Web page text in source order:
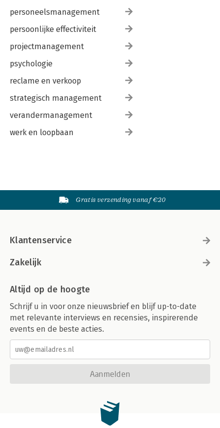
personeelsmanagement
persoonlijke effectiviteit
projectmanagement
psychologie
reclame en verkoop
strategisch management
verandermanagement
werk en loopbaan
Gratis verzending vanaf €20
Klantenservice
Zakelijk
Altijd op de hoogte
Schrijf u in voor onze nieuwsbrief en blijf up-to-date
met relevante interviews en recensies, inspirerende
events en de beste acties.
Aanmelden